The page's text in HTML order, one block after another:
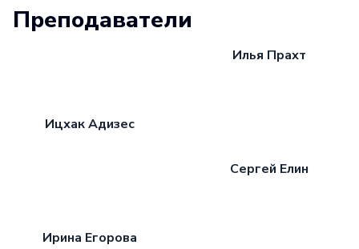
Преподаватели
Ицхак Адизес
Илья Прахт
Ирина Егорова
Сергей Елин